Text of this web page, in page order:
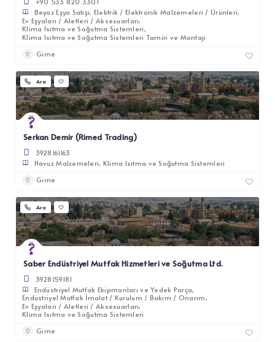
Beyaz Eşya Satışı Elektrik / Elektronik Malzemeleri / Ürünleri
Ev Eşyaları / Aletleri / Aksesuarları
Klima Isıtma ve Soğutma Sistemleri
Klima Isıtma ve Soğutma Sistemleri Tamiri ve Montajı
Girne
Ara
Serkan Demir (Rimed Trading)
3928161163
Havuz Malzemeleri Klima Isıtma ve Soğutma Sistemleri
Girne
Ara
Saber Endüstriyel Mutfak Hizmetleri ve Soğutma Ltd.
3928159181
Endüstriyel Mutfak Ekipmanları ve Yedek Parça
Endüstriyel Mutfak İmalat / Kurulum / Bakım / Onarım
Ev Eşyaları / Aletleri / Aksesuarları
Klima Isıtma ve Soğutma Sistemleri
Girne